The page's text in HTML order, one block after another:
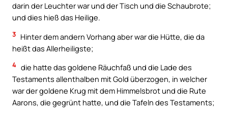
darin der Leuchter war und der Tisch und die Schaubrote;
und dies hieß das Heilige.
3 Hinter dem andern Vorhang aber war die Hütte, die da
heißt das Allerheiligste;
4 die hatte das goldene Räuchfaß und die Lade des
Testaments allenthalben mit Gold überzogen, in welcher
war der goldene Krug mit dem Himmelsbrot und die Rute
Aarons, die gegrünt hatte, und die Tafeln des Testaments;